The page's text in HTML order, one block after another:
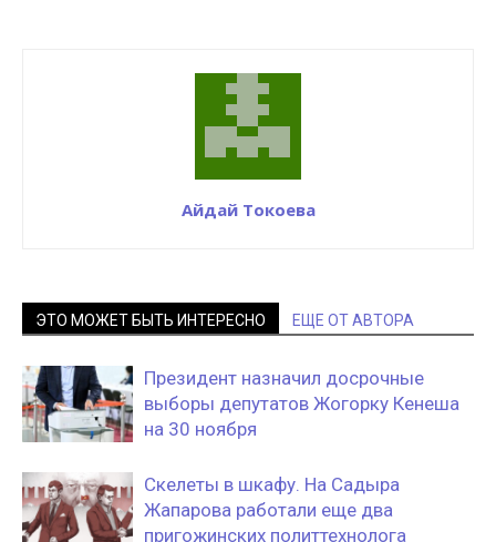
Айдай Токоева
ЭТО МОЖЕТ БЫТЬ ИНТЕРЕСНО ЕЩЕ ОТ АВТОРА
Президент назначил досрочные
выборы депутатов Жогорку Кенеша
на 30 ноября
Скелеты в шкафу. На Садыра
Жапарова работали еще два
пригожинских политтехнолога